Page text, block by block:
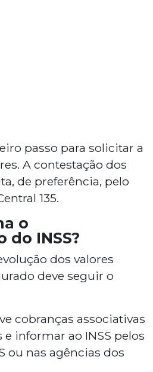
passo para solicitar a
A contestação dos
de preferência, pelo
135.
o
do INSS?
dos valores
deve seguir o
cobranças associativas
informar ao INSS pelos
ou nas agências dos